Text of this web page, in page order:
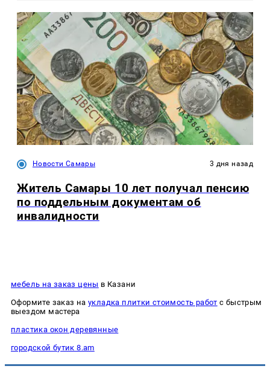
Новости Самары 3 дня назад
Житель Самары 10 лет получал пенсию
по поддельным документам об
инвалидности
мебель на заказ цены в Казани
Оформите заказ наукладка плитки стоимость работ с быстрым
выездом мастера
пластика окон деревянные
городской бутик 8.am